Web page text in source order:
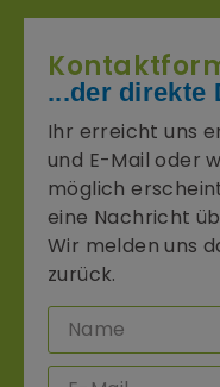
...der direkte
Ihr erreicht uns
und E-Mail oder
möglich
eine Nachricht
Wir melden uns
zurück.